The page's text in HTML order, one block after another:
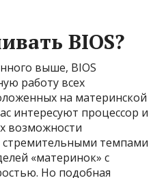
BIOS?
выше, BIOS
работу всех
на материнской
интересуют процессор и
возможности
стремительными темпами
«материнок» с
Но подобная